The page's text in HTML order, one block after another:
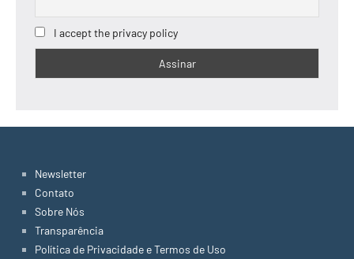
I accept the privacy policy
Newsletter
Contato
Sobre Nós
Transparência
Política de Privacidade e Termos de Uso